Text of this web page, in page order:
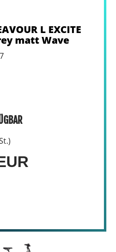
L EXCITE
matt Wave